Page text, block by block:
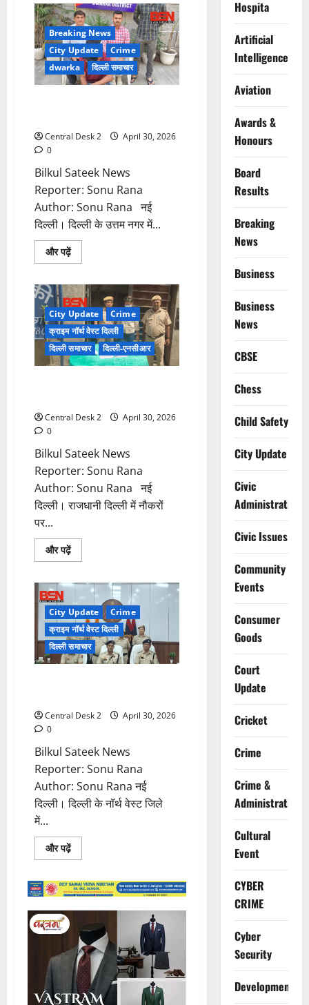
कोर्स
के
तालाब
में
डूबने
से
तीन
बच्चों
की
Breaking News
City Update
Crime
dwarka
दिल्ली समाचार
Central Desk 2
April 30, 2026
0
Bilkul Sateek News
Reporter: Sonu Rana
Author: Sonu Rana नई
दिल्ली। दिल्ली के उत्तम नगर में...
और पढ़ेंRead
more
नगर
डबल
मर्डर
का
मुख्य
आरोपी
राजस्थान
से
गिरफ्तार
City Update
Crime
क्राइम नॉर्थ वेस्ट दिल्ली
दिल्ली समाचार
दिल्ली-एनसीआर
Central Desk 2
April 30, 2026
0
Bilkul Sateek News
Reporter: Sonu Rana
Author: Sonu Rana नई
दिल्ली। राजधानी दिल्ली में नौकरों
पर...
और पढ़ेंRead
more
वर्षीय
महिला
के
घर
से
नौकरानी
ने
चुराए
गहने
City Update
Crime
क्राइम नॉर्थ वेस्ट दिल्ली
दिल्ली समाचार
Central Desk 2
April 30, 2026
0
Bilkul Sateek News
Reporter: Sonu Rana
Author: Sonu Rana नई
दिल्ली। दिल्ली के नॉर्थ वेस्ट जिले
में...
और पढ़ेंRead
more
नशा
तस्कर,
शराब
तस्कर
और
197
जुआरियों
को
दबोचा
Hospita
Artificial
Intelligence
Aviation
Awards &
Honours
Board
Results
Breaking
News
Business
Business
News
CBSE
Chess
Child Safety
City Update
Civic
Administration
Civic Issues
Community
Events
Consumer
Goods
Court
Update
Cricket
Crime
Crime &
Administration
Cultural
Event
CYBER
CRIME
Cyber
Security
Development